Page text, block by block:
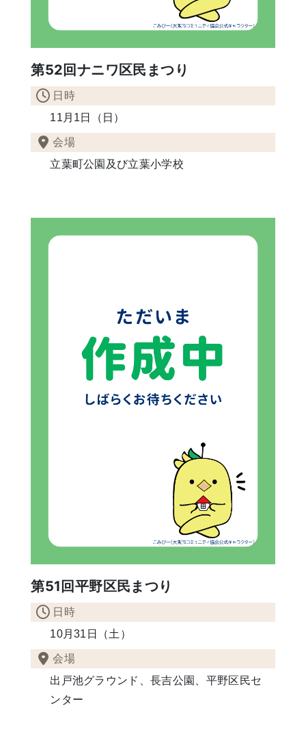
第52回ナニワ区民まつり
日時
11月1日（日）
会場
立葉町公園及び立葉小学校
第51回平野区民まつり
日時
10月31日（土）
会場
出戸池グラウンド、長吉公園、平野区民セ
ンター